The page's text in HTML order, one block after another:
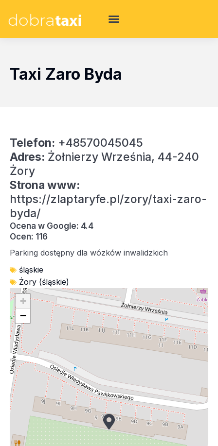
Taxi Zaro Byda
Telefon: +48570045045
Adres: Żołnierzy Września, 44-240
Żory
Strona www:
https://zlaptaryfe.pl/zory/taxi-zaro-
byda/
Ocena w Google: 4.4
Ocen: 116
Parking dostępny dla wózków inwalidzkich
śląskie
Żory (śląskie)
+
−